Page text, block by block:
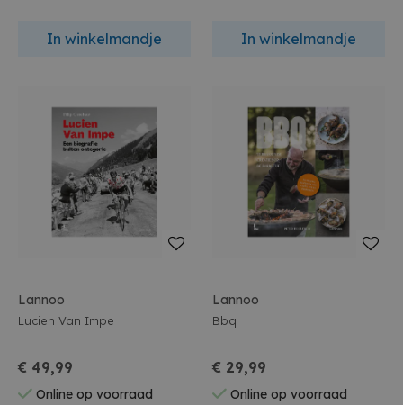
In winkelmandje In winkelmandje
Lannoo
Lucien Van Impe
€ 49,99
Online op voorraad
Lannoo
Bbq
€ 29,99
Online op voorraad